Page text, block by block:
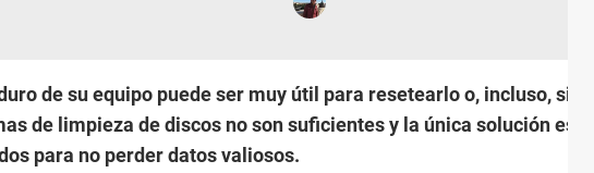
de su equipo puede ser muy útil para resetearlo o, incluso, si
de limpieza de discos no son suficientes y la única solución es
para no perder datos valiosos.